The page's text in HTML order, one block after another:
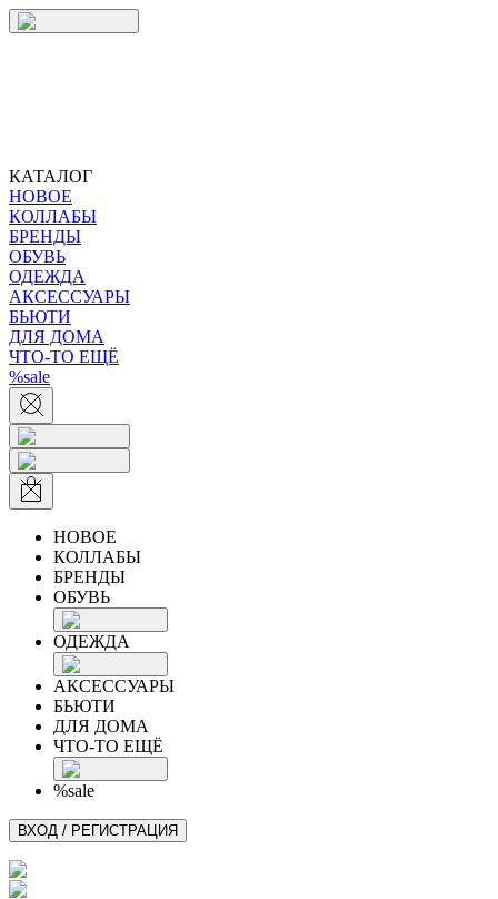
КАТАЛОГ
НОВОЕ
КОЛЛАБЫ
БРЕНДЫ
ОБУВЬ
ОДЕЖДА
АКСЕССУАРЫ
БЬЮТИ
ДЛЯ ДОМА
ЧТО-ТО ЕЩЁ
%sale
НОВОЕ
КОЛЛАБЫ
БРЕНДЫ
ОБУВЬ
ОДЕЖДА
АКСЕССУАРЫ
БЬЮТИ
ДЛЯ ДОМА
ЧТО-ТО ЕЩЁ
%sale
ВХОД / РЕГИСТРАЦИЯ